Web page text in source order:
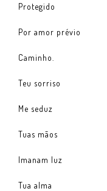
Protegido
Por amor prévio
Caminho.
Teu sorriso
Me seduz
Tuas mãos
Imanam luz
Tua alma